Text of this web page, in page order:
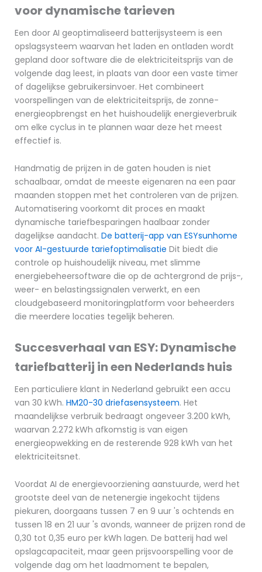
voor dynamische tarieven
Een door AI geoptimaliseerd batterijsysteem is een
opslagsysteem waarvan het laden en ontladen wordt
gepland door software die de elektriciteitsprijs van de
volgende dag leest, in plaats van door een vaste timer
of dagelijkse gebruikersinvoer. Het combineert
voorspellingen van de elektriciteitsprijs, de zonne-
energieopbrengst en het huishoudelijk energieverbruik
om elke cyclus in te plannen waar deze het meest
effectief is.
Handmatig de prijzen in de gaten houden is niet
schaalbaar, omdat de meeste eigenaren na een paar
maanden stoppen met het controleren van de prijzen.
Automatisering voorkomt dit proces en maakt
dynamische tariefbesparingen haalbaar zonder
dagelijkse aandacht. De batterij-app van ESYsunhome
voor AI-gestuurde tariefoptimalisatie Dit biedt die
controle op huishoudelijk niveau, met slimme
energiebeheersoftware die op de achtergrond de prijs-,
weer- en belastingssignalen verwerkt, en een
cloudgebaseerd monitoringplatform voor beheerders
die meerdere locaties tegelijk beheren.
Succesverhaal van ESY: Dynamische
tariefbatterij in een Nederlands huis
Een particuliere klant in Nederland gebruikt een accu
van 30 kWh. HM20-30 driefasensysteem. Het
maandelijkse verbruik bedraagt ongeveer 3.200 kWh,
waarvan 2.272 kWh afkomstig is van eigen
energieopwekking en de resterende 928 kWh van het
elektriciteitsnet.
Voordat AI de energievoorziening aanstuurde, werd het
grootste deel van de netenergie ingekocht tijdens
piekuren, doorgaans tussen 7 en 9 uur 's ochtends en
tussen 18 en 21 uur 's avonds, wanneer de prijzen rond de
0,30 tot 0,35 euro per kWh lagen. De batterij had wel
opslagcapaciteit, maar geen prijsvoorspelling voor de
volgende dag om het laadmoment te bepalen,